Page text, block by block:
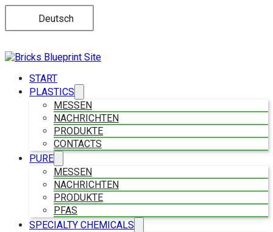
Deutsch
START
PLASTICS
MESSEN
NACHRICHTEN
PRODUKTE
CONTACTS
PURE
MESSEN
NACHRICHTEN
PRODUKTE
PFAS
SPECIALTY CHEMICALS